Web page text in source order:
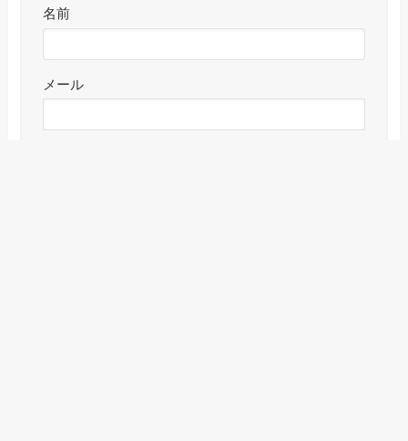
名前
メール